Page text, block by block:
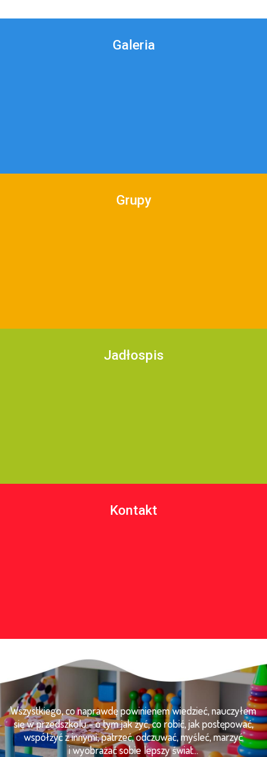
Galeria
Grupy
Jadłospis
Kontakt
Wszystkiego, co naprawdę powinienem wiedzieć, nauczyłem
się w przedszkolu - o tym jak żyć, co robić, jak postępować,
współżyć z innymi, patrzeć, odczuwać, myśleć, marzyć
i wyobrażać sobie lepszy świat...